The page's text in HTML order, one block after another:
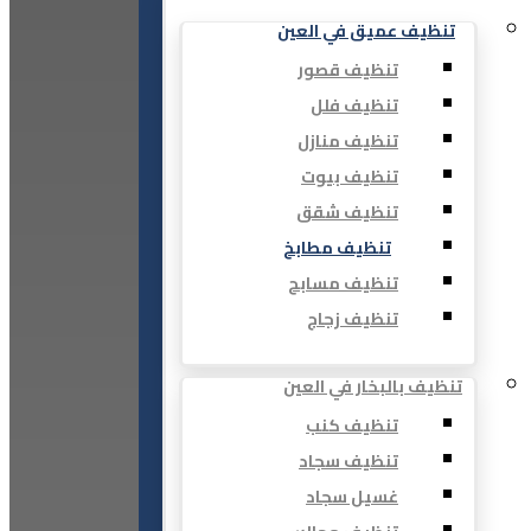
تنظيف عميق في العين
تنظيف قصور
تنظيف فلل
تنظيف منازل
تنظيف بيوت
تنظيف شقق
تنظيف مطابخ
تنظيف مسابح
تنظيف زجاج
تنظيف بالبخار في العين
تنظيف كنب
تنظيف سجاد
غسيل سجاد